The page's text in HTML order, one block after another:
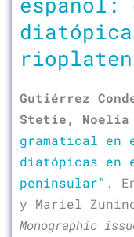
Gutiérrez
Stetie, Noelia
gramatical en
diatópicas en
peninsular” .
y Mariel
Monographic